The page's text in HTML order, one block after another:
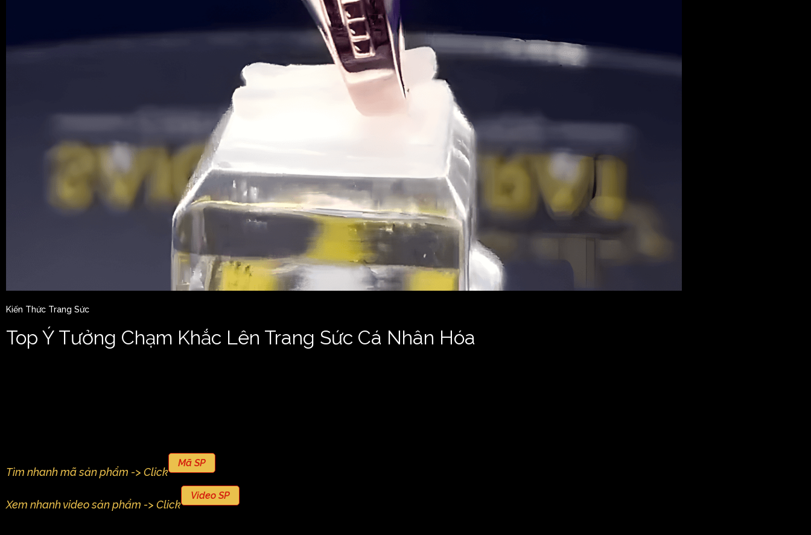
Kiến Thức Trang Sức
Top Ý Tưởng Chạm Khắc Lên Trang Sức Cá Nhân Hóa
Tìm nhanh mã sản phẩm -> Click
Mã SP
Xem nhanh video sản phẩm -> Click
Video SP